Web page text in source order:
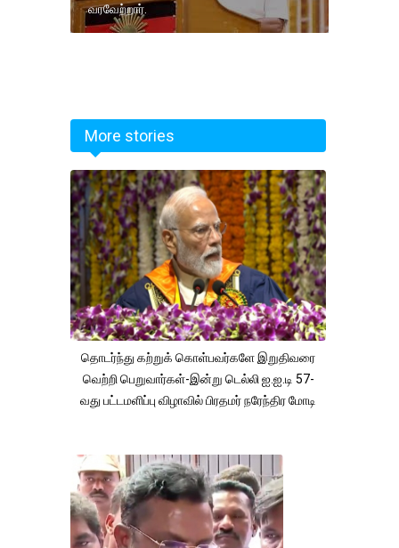
வரவேற்றார்.
More stories
தொடர்ந்து கற்றுக் கொள்பவர்களே இறுதிவரை
வெற்றி பெறுவார்கள்-இன்று டெல்லி ஐ.ஐ.டி 57-
வது பட்டமளிப்பு விழாவில் பிரதமர் நரேந்திர மோடி